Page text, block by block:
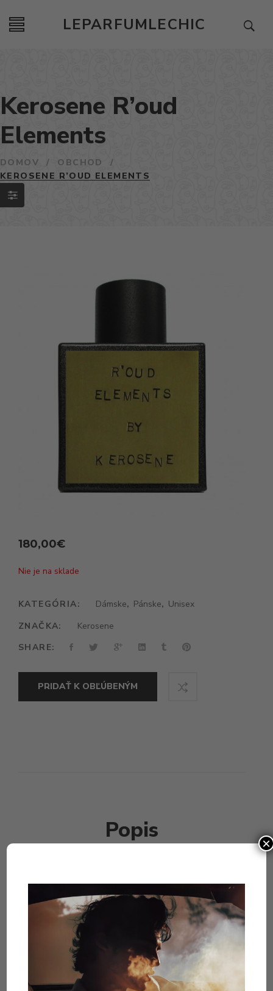
LEPARFUMLECHIC
Kerosene R’oud
Elements
DOMOV / OBCHOD
/
KEROSENE R’OUD ELEMENTS
180,00€
Nie je na sklade
KATEGÓRIA: Dámske, Pánske, Unisex
ZNAČKA:
Kerosene
SHARE:
PRIDAŤ K OBĽÚBENÝM
Popis
Oud, cédrové drevo, santalové drevo, ambra, vanilka,
levanduľa, kosatec, pomaranč.
eau de parfum 100ml
×